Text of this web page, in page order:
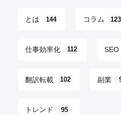
とは 144 コラム 123
仕事効率化 112 SEO
翻訳転載 102 副業
トレンド 95